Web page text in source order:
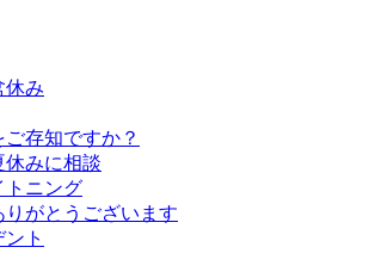
休み
存知ですか？
休みに相談
トニング
りがとうございます
ト